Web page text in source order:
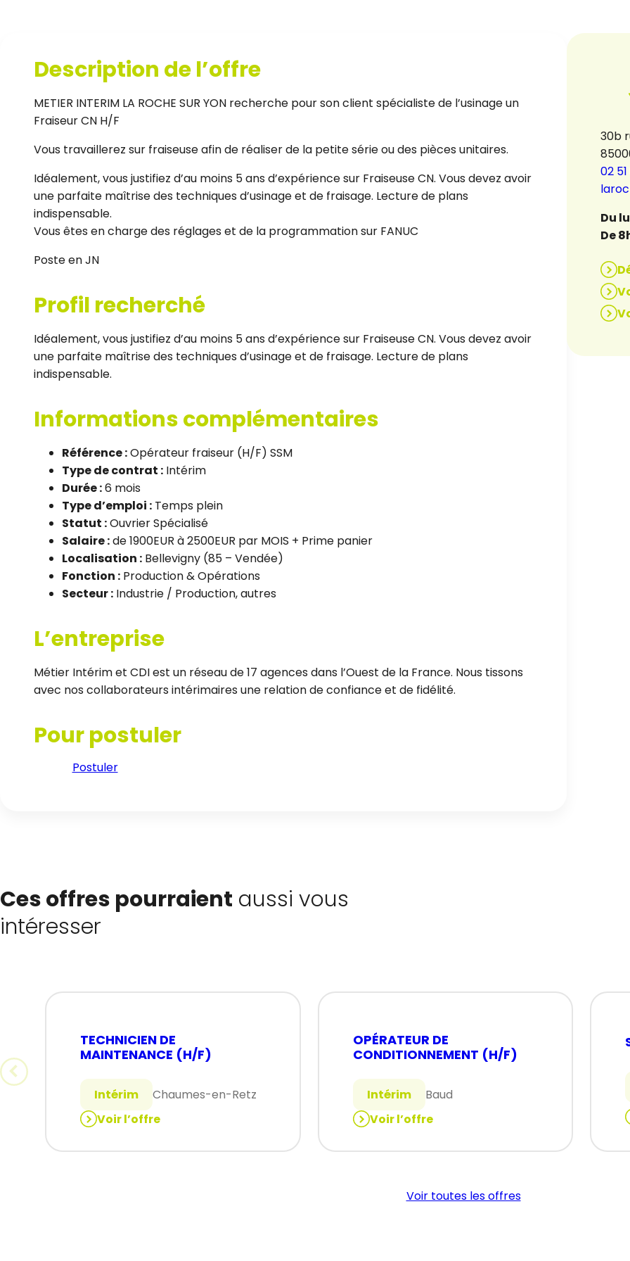
Description de l’offre
METIER INTERIM LA ROCHE SUR YON recherche pour son client spécialiste de l’usinage un
Fraiseur CN H/F
Vous travaillerez sur fraiseuse afin de réaliser de la petite série ou des pièces unitaires.
Idéalement, vous justifiez d’au moins 5 ans d’expérience sur Fraiseuse CN. Vous devez avoir
une parfaite maîtrise des techniques d’usinage et de fraisage. Lecture de plans
indispensable.
Vous êtes en charge des réglages et de la programmation sur FANUC
Poste en JN
Profil recherché
Idéalement, vous justifiez d’au moins 5 ans d’expérience sur Fraiseuse CN. Vous devez avoir
une parfaite maîtrise des techniques d’usinage et de fraisage. Lecture de plans
indispensable.
Informations complémentaires
Référence :Opérateur fraiseur (H/F) SSM
Type de contrat : Intérim
Durée :6 mois
Type d’emploi : Temps plein
Statut :Ouvrier Spécialisé
Salaire :de 1900EUR à 2500EUR par MOIS + Prime panier
Localisation : Bellevigny (85 – Vendée)
Fonction : Production & Opérations
Secteur : Industrie / Production, autres
L’entreprise
Métier Intérim et CDI est un réseau de 17 agences dans l’Ouest de la France. Nous tissons
avec nos collaborateurs intérimaires une relation de confiance et de fidélité.
Pour postuler
Postuler
30b
02
Du
De
Ces offres pourraient aussi vous
intéresser
TECHNICIEN DE
MAINTENANCE (H/F)
Intérim
Chaumes-en-Retz
Voir l’offre
:
OPÉRATEUR DE
CONDITIONNEMENT (H/F)
Intérim
Baud
Voir l’offre
:
:
Voir toutes les offres